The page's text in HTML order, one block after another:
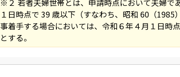
※２ 若者夫婦世帯とは、申請時点において夫婦で
１日時点で 39 歳以下（すなわち、昭和 60（
事着手する場合においては、令和６年４月１日時
とする。